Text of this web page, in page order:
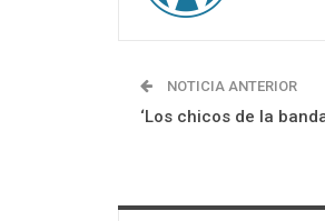
NOTICIA ANTERIOR
‘Los chicos de la